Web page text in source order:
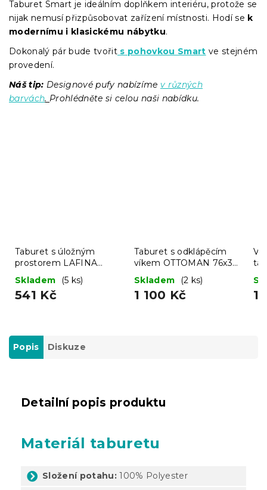
Taburet Smart je ideálním doplňkem interiéru, protože se
nijak nemusí přizpůsobovat zařízení místnosti. Hodí se k
modernímu i klasickému nábytku.
Dokonalý pár bude tvořit s pohovkou Smart ve stejném
provedení.
Náš tip: Designové pufy nabízímev různých
barvách. Prohlédněte si celou naši nabídku.
Taburet s úložným
prostorem LAFINA
38x38 cm, šedý
Skladem (5 ks)
541 Kč
Taburet s odklápěcím
víkem OTTOMAN 76x38
cm, tmavě šedý
Skladem (2 ks)
1 100 Kč 1
Popis Diskuze
Detailní popis produktu
Materiál taburetu
Složení potahu: 100% Polyester